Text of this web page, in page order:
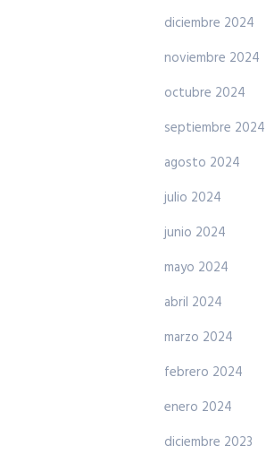
diciembre 2024
noviembre 2024
octubre 2024
septiembre 2024
agosto 2024
julio 2024
junio 2024
mayo 2024
abril 2024
marzo 2024
febrero 2024
enero 2024
diciembre 2023